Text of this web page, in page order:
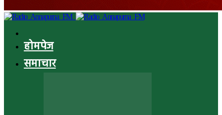
होमपेज
समाचार